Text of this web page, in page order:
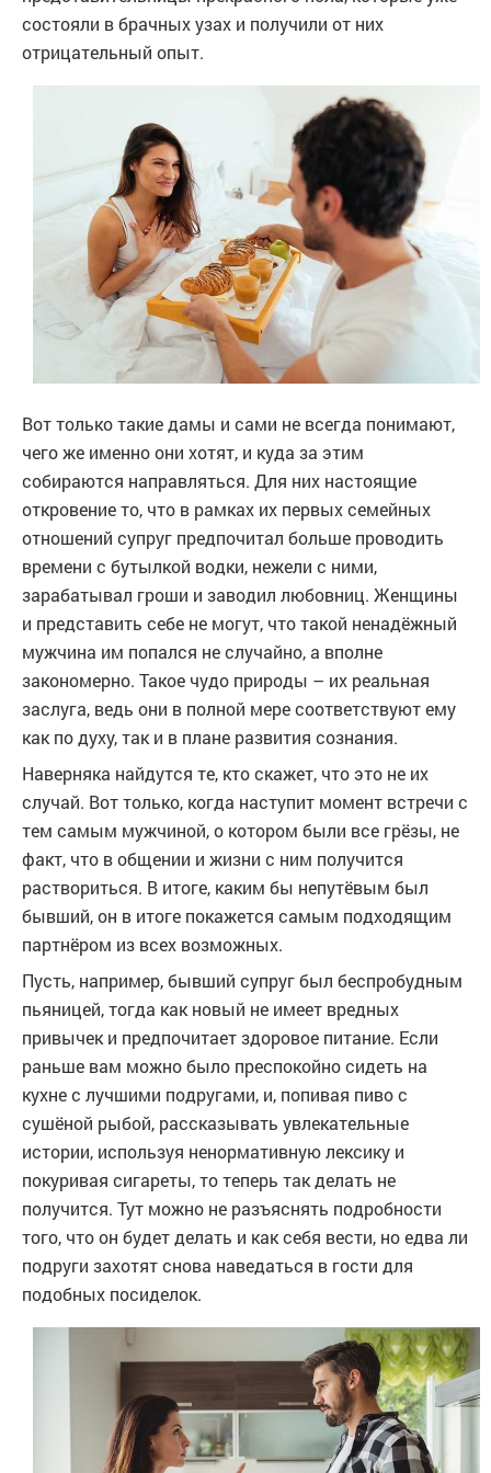
состояли в брачных узах и получили от них
отрицательный опыт.
Вот только такие дамы и сами не всегда понимают,
чего же именно они хотят, и куда за этим
собираются направляться. Для них настоящие
откровение то, что в рамках их первых семейных
отношений супруг предпочитал больше проводить
времени с бутылкой водки, нежели с ними,
зарабатывал гроши и заводил любовниц. Женщины
и представить себе не могут, что такой ненадёжный
мужчина им попался не случайно, а вполне
закономерно. Такое чудо природы – их реальная
заслуга, ведь они в полной мере соответствуют ему
как по духу, так и в плане развития сознания.
Наверняка найдутся те, кто скажет, что это не их
случай. Вот только, когда наступит момент встречи с
тем самым мужчиной, о котором были все грёзы, не
факт, что в общении и жизни с ним получится
раствориться. В итоге, каким бы непутёвым был
бывший, он в итоге покажется самым подходящим
партнёром из всех возможных.
Пусть, например, бывший супруг был беспробудным
пьяницей, тогда как новый не имеет вредных
привычек и предпочитает здоровое питание. Если
раньше вам можно было преспокойно сидеть на
кухне с лучшими подругами, и, попивая пиво с
сушёной рыбой, рассказывать увлекательные
истории, используя ненормативную лексику и
покуривая сигареты, то теперь так делать не
получится. Тут можно не разъяснять подробности
того, что он будет делать и как себя вести, но едва ли
подруги захотят снова наведаться в гости для
подобных посиделок.